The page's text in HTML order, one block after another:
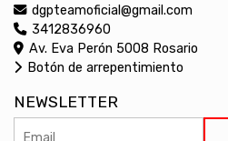
dgpteamoficial@gmail.com
3412836960
Av. Eva Perón 5008 Rosario
Botón de arrepentimiento
NEWSLETTER